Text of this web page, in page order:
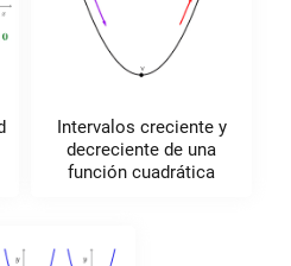
Intervalos creciente y
decreciente de una
función cuadrática